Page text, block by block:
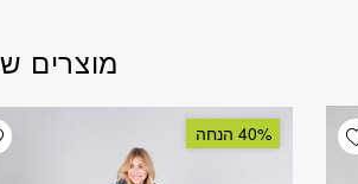
מוצרים
Add wishlist40% הנחה